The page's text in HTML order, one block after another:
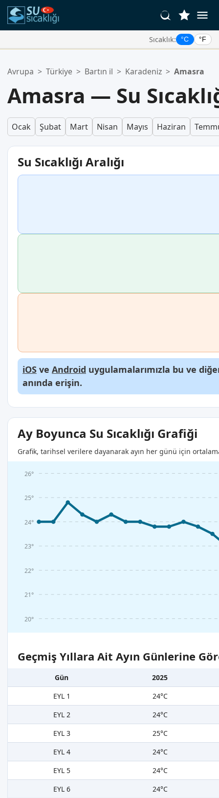
Sıcaklık: °C °F
Favoriler listeniz boş.
Avrupa > Türkiye > Bartın il > Karadeniz > Amasra
Amasra — Su
Ocak Şubat Mart Nisan Mayıs Haziran
Su Sıcaklığı Aralığı
iOS ve Android uygulamalarımızla bu ve
anında erişin.
Ay Boyunca Su Sıcaklığı Grafiği
Grafik, tarihsel verilere dayanarak ayın her günü için
20°
21°
22°
23°
24°
25°
26°
Geçmiş Yıllara Ait Ayın Günlerine
Gün
2025
EYL 1
24°C
EYL 2
24°C
EYL 3
25°C
EYL 4
24°C
EYL 5
24°C
EYL 6
24°C